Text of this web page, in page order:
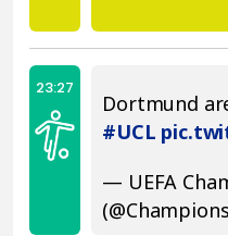
23:27
Dortmund
#UCL
— UEFA